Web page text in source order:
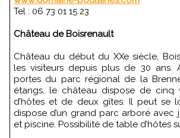
Tel : 06 73 01 15 23
Château de Boisrenault
Château du début du XXe siècle,
les visiteurs depuis plus de 30 ans.
portes du parc régional de la
étangs, le château dispose de cinq
d’hôtes et de deux gîtes. Il peut se
dispose d’un grand parc arboré avec
et piscine. Possibilité de table d’hôtes